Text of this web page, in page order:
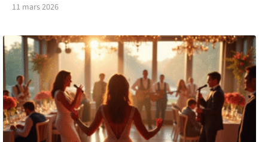
11 mars 2026